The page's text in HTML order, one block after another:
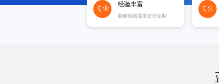
专业
经验丰富
能够根据需求进行定制
专注